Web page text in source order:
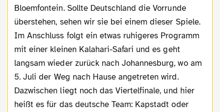
Bloemfontein. Sollte Deutschland die Vorrunde
überstehen, sehen wir sie bei einem dieser Spiele.
Im Anschluss folgt ein etwas ruhigeres Programm
mit einer kleinen Kalahari-Safari und es geht
langsam wieder zurück nach Johannesburg, wo am
5. Juli der Weg nach Hause angetreten wird.
Dazwischen liegt noch das Viertelfinale, und hier
heißt es für das deutsche Team: Kapstadt oder